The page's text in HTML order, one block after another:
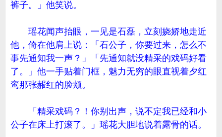
裤子。」他笑说。
瑶花闻声抬眼，一见是石磊，立刻娆娇地走近
他，倚在他肩上说：「石公子，你要过来，怎么不
事先通知我一声？」「先通知就没精采的戏码好看
了。」他一手贴着门框，魅力无穷的眼直视着夕红
鸾那张赧红的脸颊。
「精采戏码？！你别出声，说不定我已经和小
公子在床上打滚了。」瑶花大胆地说着露骨的话。